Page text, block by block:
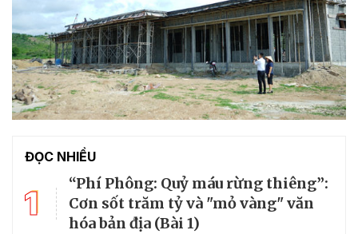
ĐỌC NHIỀU
1
“Phí Phông: Quỷ máu rừng thiêng”:
Cơn sốt trăm tỷ và "mỏ vàng" văn
hóa bản địa (Bài 1)